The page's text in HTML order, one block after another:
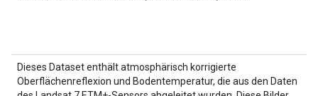
Dieses Dataset enthält atmosphärisch korrigierte
Oberflächenreflexion und Bodentemperatur, die aus den Daten